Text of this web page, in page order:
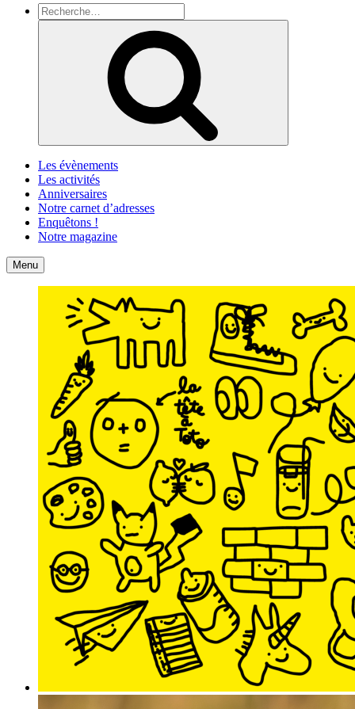
Recherche
pour
Les évènements
Les activités
Anniversaires
Notre carnet d’adresses
Enquêtons !
Notre magazine
Accueil
Menu Contact